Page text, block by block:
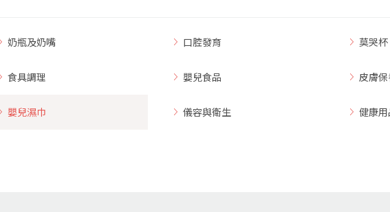
奶瓶及奶嘴 口腔發育 莫哭杯
食具調理 嬰兒食品 皮膚保
嬰兒濕巾 儀容與衛生 健康用